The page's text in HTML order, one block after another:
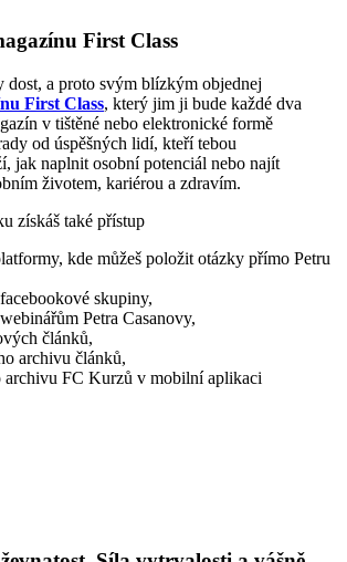
First Class
dost, a proto svým blízkým objednej
First Class, který jim ji bude každé dva
v tištěné nebo elektronické formě
od úspěšných lidí, kteří tebou
jak naplnit osobní potenciál nebo najít
životem, kariérou a zdravím.
získáš také přístup
kde můžeš položit otázky přímo Petru
skupiny,
Petra Casanovy,
článků,
archivu článků,
archivu FC Kurzů v mobilní aplikaci